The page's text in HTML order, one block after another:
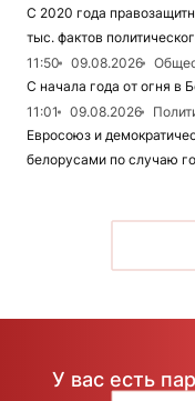
С 2020 года
тыс. фактов
11:50
09.08.2026
С начала года от огня в
11:01
09.08.2026
Евросоюз и
белорусами по случаю
У вас есть